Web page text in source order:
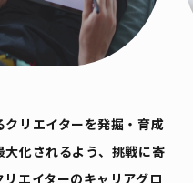
リエイターを発掘・育成
化されるよう、 挑戦に寄
エイターのキャリアグロ